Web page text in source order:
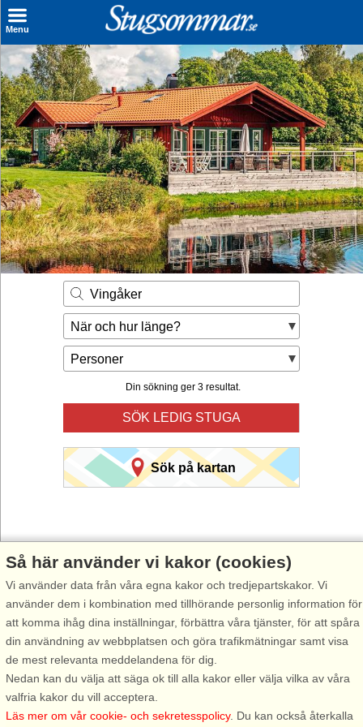
Menu
Sök stuga
Sista Minuten
Genvägar
Inspiration
Kontakt
Husägare
Se hur mycket du kan tjäna
Räkna ut din
hyresintäkt
Vingåker
När och hur länge?
Personer
Din sökning ger 3 resultat.
SÖK LEDIG STUGA
Sök på kartan
Välj Stugsommar när du vill hyra stuga till din nästa semester.
Använd vår smarta sökfunktion här under för att hitta en ledig stuga i
just det område du önskar. Du kan även filtrera din sökning och välja
om stugan exempelvis ska ha havsutsikt, pool, diskmaskin, internet
osv.
Så här använder vi kakor (cookies)
Vi använder data från våra egna kakor och tredjepartskakor. Vi
använder dem i kombination med tillhörande personlig information för
att komma ihåg dina inställningar, förbättra våra tjänster, för att spåra
din användning av webbplatsen och göra trafikmätningar samt visa
de mest relevanta meddelandena för dig.
Nedan kan du välja att säga ok till alla kakor eller välja vilka av våra
valfria kakor du vill acceptera.
Läs mer om vår cookie- och sekretesspolicy. Du kan också återkalla